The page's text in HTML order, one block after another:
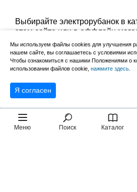
Меню Поиск Каталог
Выбирайте электрорубанок в
этом сайте или в оффлайн
Великий Новгород, Сырковское
будням с 9:00 до 17:00, в
Забрать заказ можно лично в
оформить доставку до дома.
Мы используем файлы cookies для улучшения
нашем сайте, вы соглашаетесь с условиями
Чтобы ознакомиться с нашими Положениями о
использовании файлов cookie, нажмите здесь
Я согласен